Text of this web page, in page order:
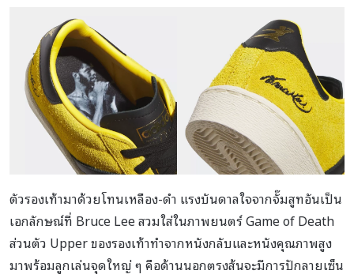
ตัวรองเท้ามาด้วยโทนเหลือง-ดำ แรงบันดาลใจจากจั๊มสูทอันเป็น
เอกลักษณ์ที่ Bruce Lee สวมใส่ในภาพยนตร์ Game of Death
ส่วนตัว Upper ของรองเท้าทำจากหนังกลับและหนังคุณภาพสูง
มาพร้อมลูกเล่นจุดใหญ่ ๆ คือด้านนอกตรงส้นจะมีการปักลายเซ็น